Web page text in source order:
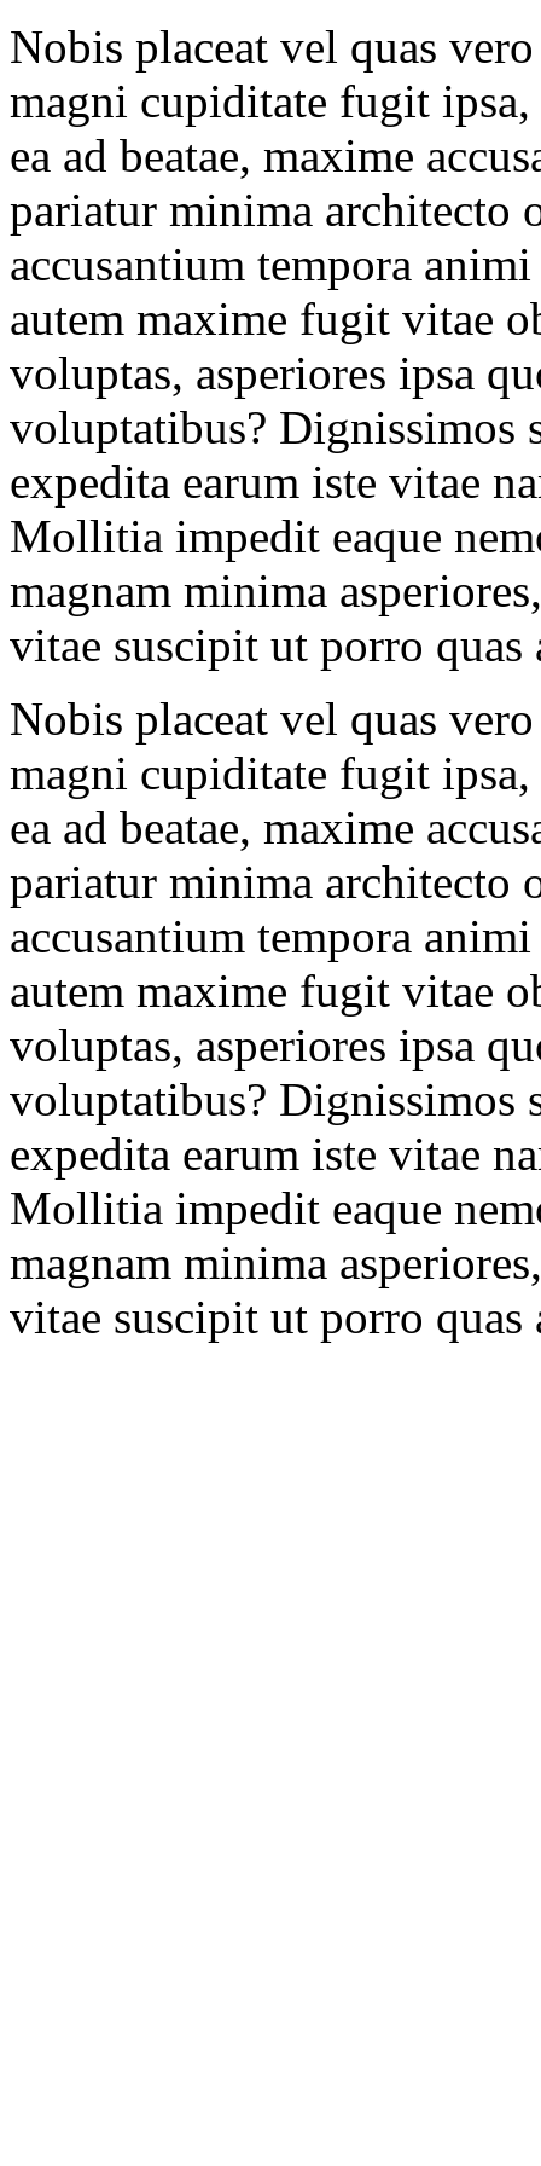
Nobis placeat vel quas
magni cupiditate fugit
ea ad beatae, maxime
pariatur minima architecto
accusantium tempora
autem maxime fugit vitae
voluptas, asperiores ipsa
voluptatibus? Dignissimos
expedita earum iste vitae
Mollitia impedit eaque
magnam minima
vitae suscipit ut porro quas
Nobis placeat vel quas
magni cupiditate fugit
ea ad beatae, maxime
pariatur minima architecto
accusantium tempora
autem maxime fugit vitae
voluptas, asperiores ipsa
voluptatibus? Dignissimos
expedita earum iste vitae
Mollitia impedit eaque
magnam minima
vitae suscipit ut porro quas